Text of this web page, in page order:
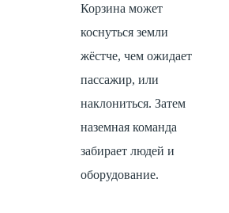
Корзина может
коснуться земли
жёстче, чем ожидает
пассажир, или
наклониться. Затем
наземная команда
забирает людей и
оборудование.